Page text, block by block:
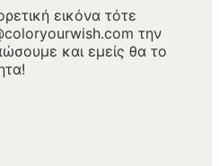
εικόνα τότε
την
και εμείς θα το